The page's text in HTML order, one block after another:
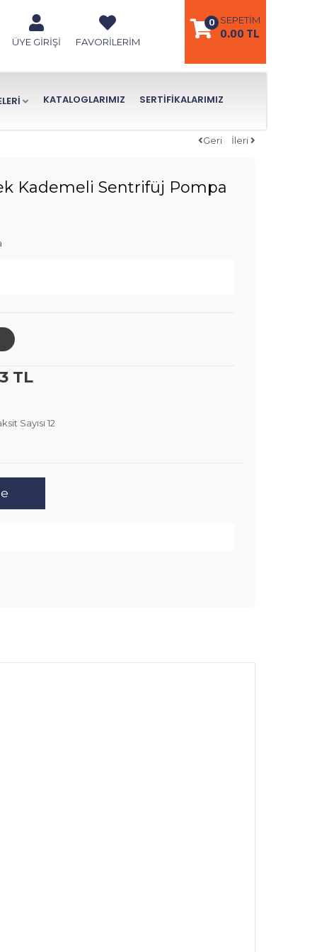
0 SEPETIM
0.00 TL
FAVORILERIM
ÜYE GIRIŞI
KATALOGLARIMIZ SERTIFIKALARIMIZ
Geri İleri
Kademeli Sentrifüj Pompa
TL
Sayısı 12